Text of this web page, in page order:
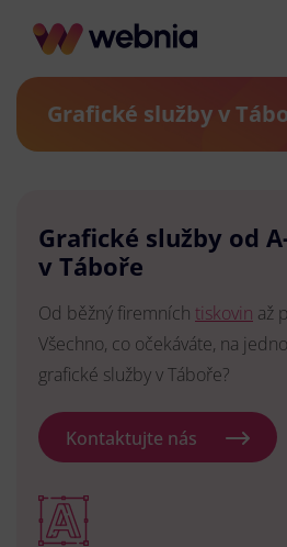
Grafické služby v
Grafické služby od
v Táboře
Od běžný firemních tiskovin až
Všechno, co očekáváte, na
grafické služby v Táboře?
Kontaktujte nás